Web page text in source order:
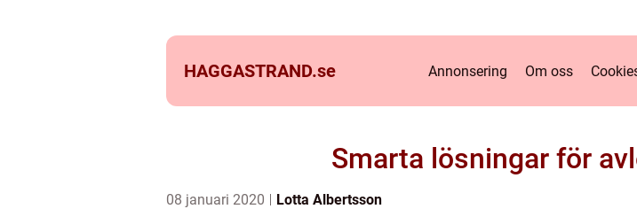
HAGGASTRAND.se Annonsering Om oss
Smarta lösningar för
08 januari 2020 Lotta Albertsson